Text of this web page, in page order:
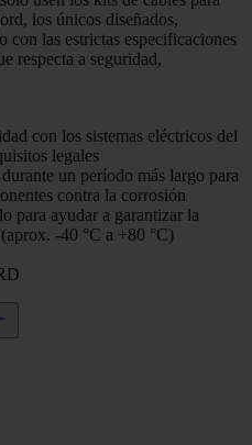
los únicos diseñados,
con las estrictas especificaciones
respecta a seguridad,
con los sistemas eléctricos del
legales
un período más largo para
contra la corrosión
para ayudar a garantizar la
-40 °C a +80 °C)